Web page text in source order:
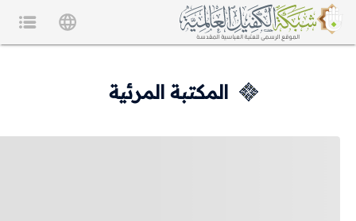
المكتبة المرئية